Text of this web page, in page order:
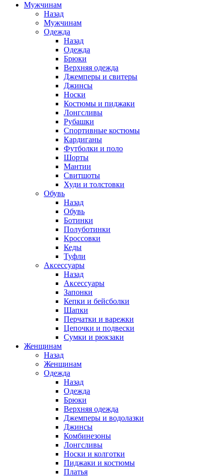
Мужчинам
Назад
Мужчинам
Одежда
Назад
Одежда
Брюки
Верхняя одежда
Джемперы и свитеры
Джинсы
Носки
Костюмы и пиджаки
Лонгсливы
Рубашки
Спортивные костюмы
Кардиганы
Футболки и поло
Шорты
Мантии
Свитшоты
Худи и толстовки
Обувь
Назад
Обувь
Ботинки
Полуботинки
Кроссовки
Кеды
Туфли
Аксессуары
Назад
Аксессуары
Запонки
Кепки и бейсболки
Шапки
Перчатки и варежки
Цепочки и подвески
Сумки и рюкзаки
Женщинам
Назад
Женщинам
Одежда
Назад
Одежда
Брюки
Верхняя одежда
Джемперы и водолазки
Джинсы
Комбинезоны
Лонгсливы
Носки и колготки
Пиджаки и костюмы
Платья